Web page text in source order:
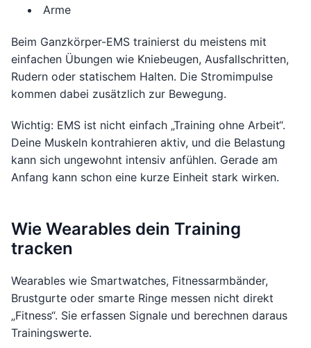
Arme
Beim Ganzkörper-EMS trainierst du meistens mit
einfachen Übungen wie Kniebeugen, Ausfallschritten,
Rudern oder statischem Halten. Die Stromimpulse
kommen dabei zusätzlich zur Bewegung.
Wichtig: EMS ist nicht einfach „Training ohne Arbeit“.
Deine Muskeln kontrahieren aktiv, und die Belastung
kann sich ungewohnt intensiv anfühlen. Gerade am
Anfang kann schon eine kurze Einheit stark wirken.
Wie Wearables dein Training
tracken
Wearables wie Smartwatches, Fitnessarmbänder,
Brustgurte oder smarte Ringe messen nicht direkt
„Fitness“. Sie erfassen Signale und berechnen daraus
Trainingswerte.